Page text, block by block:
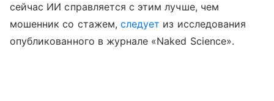
сейчас ИИ справляется с этим лучше, чем
мошенник со стажем, следует из исследования
опубликованного в журнале «Naked Science».